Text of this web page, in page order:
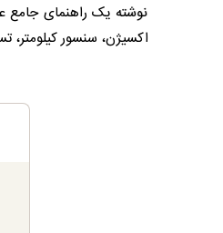
نوشته یک راهنمای جامع
اکسیژن، سنسور کیلومتر،